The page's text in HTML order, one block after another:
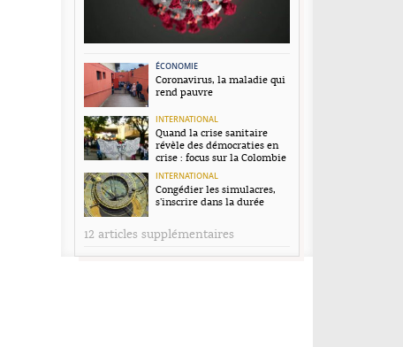
ÉCONOMIE
Coronavirus, la maladie qui
rend pauvre
INTERNATIONAL
Quand la crise sanitaire
révèle des démocraties en
crise : focus sur la Colombie
INTERNATIONAL
Congédier les simulacres,
s’inscrire dans la durée
12 articles supplémentaires